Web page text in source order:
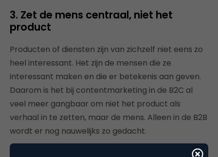
3. Zet de mens centraal, niet het
product
Producten of diensten zijn van zichzelf niet eens zo
heel interessant. Het zijn de mensen die ze
interessant maken en die er betekenis aan geven.
Daarom is het bij contentmarketing in de B2C al
veel meer gangbaar om niet het product als
verhaal in te zetten, maar de mens. Alleen in de B2B
wordt er nog nauwelijks zo gedacht.
Schrijf je content zo dat het past in de wereld van je